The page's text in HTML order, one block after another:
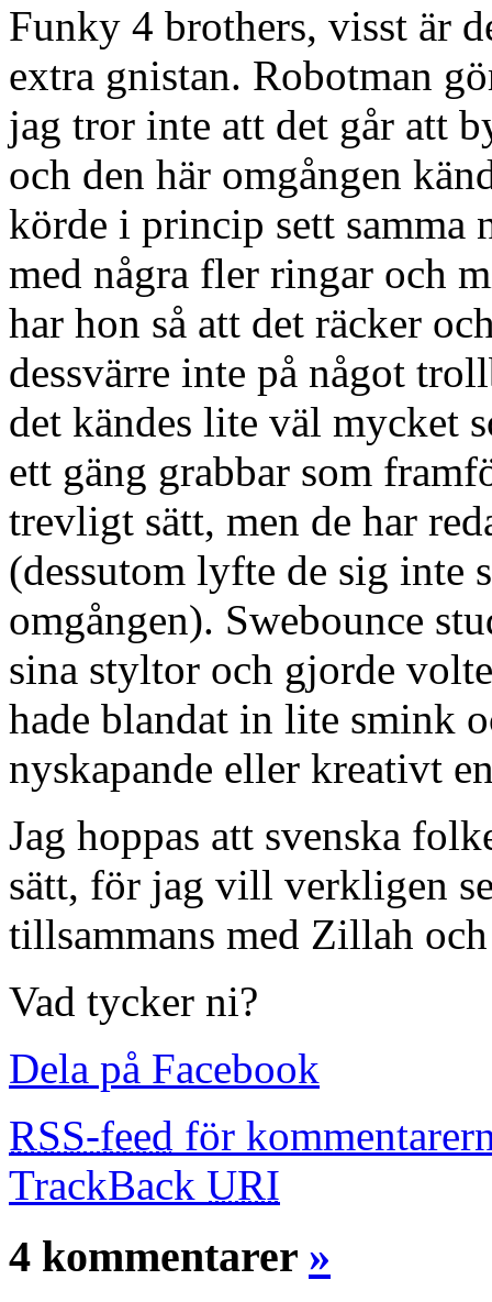
Funky 4 brothers, visst är
extra gnistan. Robotman
jag tror inte att det går att
och den här omgången
körde i princip sett samma
med några fler ringar och
har hon så att det räcker
dessvärre inte på något
det kändes lite väl mycket
ett gäng grabbar som
trevligt sätt, men de har
(dessutom lyfte de sig inte
omgången). Swebounce
sina styltor och gjorde
hade blandat in lite smink
nyskapande eller kreativt
Jag hoppas att svenska
sätt, för jag vill verkligen
tillsammans med Zillah
Vad tycker ni?
Dela på Facebook
RSS-feed för
TrackBack URI
4 kommentarer »